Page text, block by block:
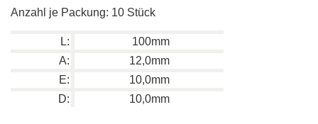
Anzahl je Packung: 10 Stück
L:
100mm
A:
12,0mm
E:
10,0mm
D:
10,0mm